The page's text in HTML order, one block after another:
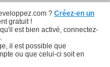
? Créez-en un
gratuit !
est bien activé, connectez-
il est possible que
ou que celui-ci soit en